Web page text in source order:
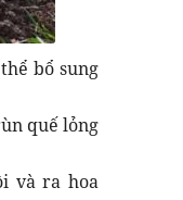
bổ sung
quế lỏng
và ra hoa